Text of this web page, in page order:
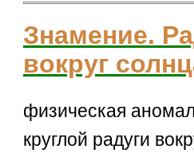
Знамение.
вокруг
физическая
круглой радуги